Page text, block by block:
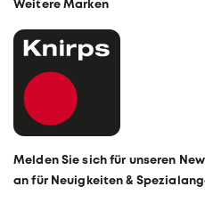
Weitere Marken
Melden Sie sich für unseren
an für Neuigkeiten &